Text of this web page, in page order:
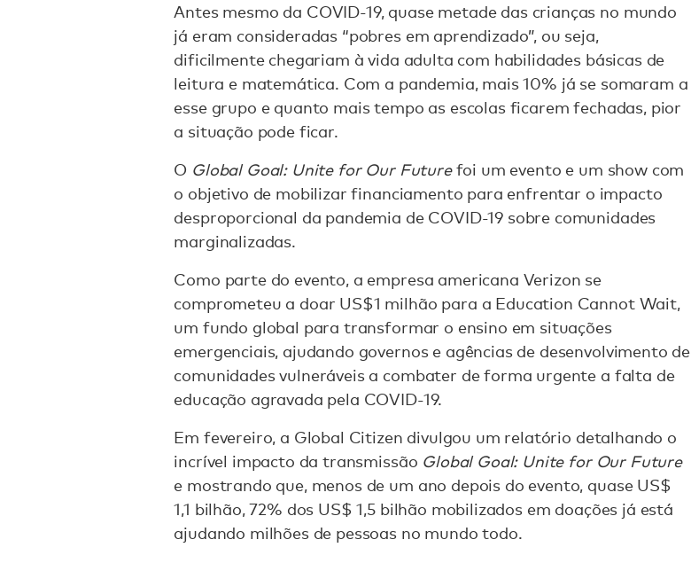
Antes mesmo da COVID-19, quase metade das crianças no mundo
já eram consideradas “pobres em aprendizado”, ou seja,
dificilmente chegariam à vida adulta com habilidades básicas de
leitura e matemática. Com a pandemia, mais 10% já se somaram a
esse grupo e quanto mais tempo as escolas ficarem fechadas, pior
a situação pode ficar.
O Global Goal: Unite for Our Futurefoi um evento e um show com
o objetivo de mobilizar financiamento para enfrentar o impacto
desproporcional da pandemia de COVID-19 sobre comunidades
marginalizadas.
Como parte do evento, a empresa americana Verizon se
comprometeu a doar US$1 milhão para a Education Cannot Wait,
um fundo global para transformar o ensino em situações
emergenciais, ajudando governos e agências de desenvolvimento de
comunidades vulneráveis a combater de forma urgente a falta de
educação agravada pela COVID-19.
Em fevereiro, a Global Citizen divulgou um relatório detalhando o
incrível impacto da transmissão Global Goal: Unite for Our Future
e mostrando que, menos de um ano depois do evento, quase US$
1,1 bilhão, 72% dos US$ 1,5 bilhão mobilizados em doações já está
ajudando milhões de pessoas no mundo todo.